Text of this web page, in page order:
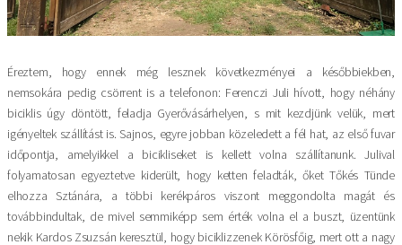
Éreztem, hogy ennek még lesznek következményei a későbbiekben,
nemsokára pedig csörrent is a telefonon: Ferenczi Juli hívott, hogy néhány
biciklis úgy döntött, feladja Gyerővásárhelyen, s mit kezdjünk velük, mert
igényeltek szállítást is. Sajnos, egyre jobban közeledett a fél hat, az első fuvar
időpontja, amelyikkel a bicikliseket is kellett volna szállítanunk. Julival
folyamatosan egyeztetve kiderült, hogy ketten feladták, őket Tőkés Tünde
elhozza Sztánára, a többi kerékpáros viszont meggondolta magát és
továbbindultak, de mivel semmiképp sem érték volna el a buszt, üzentünk
nekik Kardos Zsuzsán keresztül, hogy biciklizzenek Körösfőig, mert ott a nagy